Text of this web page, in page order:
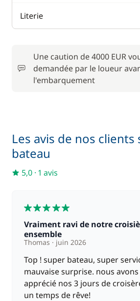
Literie
Une caution de 4000 EUR
demandée par le loueur
l'embarquement
Les avis de nos clients
bateau
5,0 · 1 avis
Vraiment ravi de notre croisière dans son
ensemble
Thomas juin 2026
Top ! super bateau, super
mauvaise surprise. nous
apprécié nos 3 jours de
un temps de rêve!